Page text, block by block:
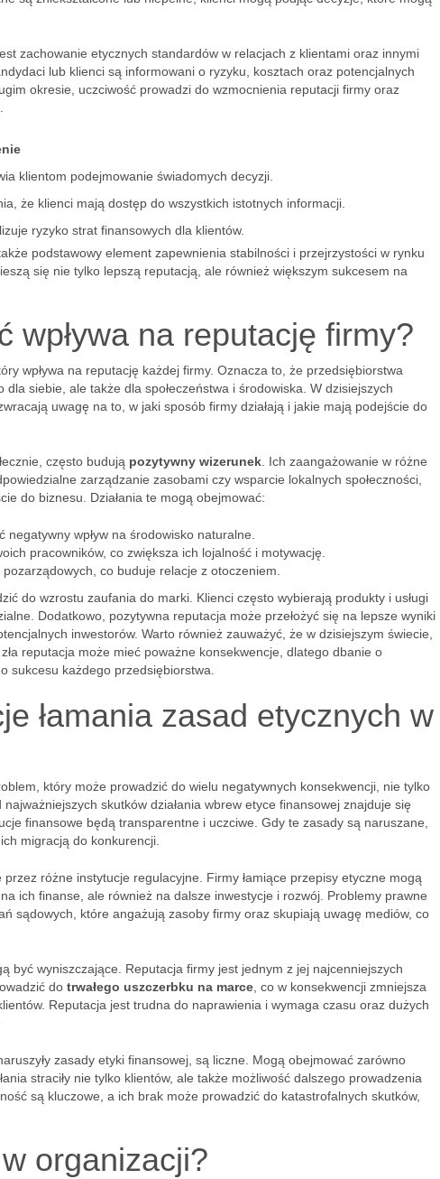
zachowanie etycznych standardów w relacjach z klientami oraz innymi
lub klienci są informowani o ryzyku, kosztach oraz potencjalnych
okresie, uczciwość prowadzi do wzmocnienia reputacji firmy oraz
klientom podejmowanie świadomych decyzji.
że klienci mają dostęp do wszystkich istotnych informacji.
ryzyko strat finansowych dla klientów.
podstawowy element zapewnienia stabilności i przejrzystości w rynku
się nie tylko lepszą reputacją, ale również większym sukcesem na
wpływa na reputację firmy?
wpływa na reputację każdej firmy. Oznacza to, że przedsiębiorstwa
siebie, ale także dla społeczeństwa i środowiska. W dzisiejszych
uwagę na to, w jaki sposób firmy działają i jakie mają podejście do
często budują pozytywny wizerunek . Ich zaangażowanie w różne
zarządzanie zasobami czy wsparcie lokalnych społeczności,
do biznesu. Działania te mogą obejmować:
wpływ na środowisko naturalne.
pracowników, co zwiększa ich lojalność i motywację.
co buduje relacje z otoczeniem.
do wzrostu zaufania do marki. Klienci często wybierają produkty i usługi
Dodatkowo, pozytywna reputacja może przełożyć się na lepsze wyniki
inwestorów. Warto również zauważyć, że w dzisiejszym świecie,
reputacja może mieć poważne konsekwencje, dlatego dbanie o
sukcesu każdego przedsiębiorstwa.
łamania zasad etycznych w
który może prowadzić do wielu negatywnych konsekwencji, nie tylko
skutków działania wbrew etyce finansowej znajduje się
finansowe będą transparentne i uczciwe. Gdy te zasady są naruszane,
migracją do konkurencji.
przez różne instytucje regulacyjne. Firmy łamiące przepisy etyczne mogą
ich finanse, ale również na dalsze inwestycje i rozwój. Problemy prawne
sądowych, które angażują zasoby firmy oraz skupiają uwagę mediów, co
być wyniszczające. Reputacja firmy jest jednym z jej najcenniejszych
do trwałego uszczerbku na marce , co w konsekwencji zmniejsza
Reputacja jest trudna do naprawienia i wymaga czasu oraz dużych
zasady etyki finansowej, są liczne. Mogą obejmować zarówno
straciły nie tylko klientów, ale także możliwość dalszego prowadzenia
są kluczowe, a ich brak może prowadzić do katastrofalnych skutków,
organizacji?